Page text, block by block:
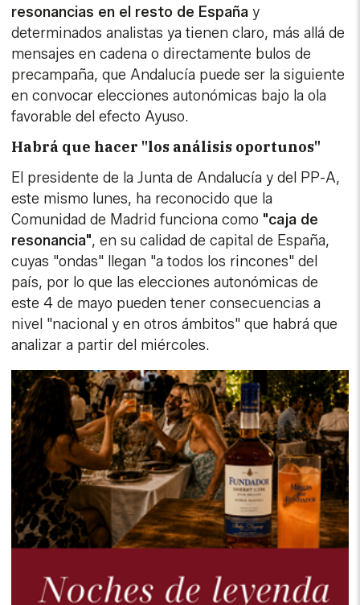
resonancias en el resto de España y
determinados analistas ya tienen claro, más allá de
mensajes en cadena o directamente bulos de
precampaña, que Andalucía puede ser la siguiente
en convocar elecciones autonómicas bajo la ola
favorable del efecto Ayuso.
Habrá que hacer "los análisis oportunos"
El presidente de la Junta de Andalucía y del PP-A,
este mismo lunes, ha reconocido que la
Comunidad de Madrid funciona como "caja de
resonancia", en su calidad de capital de España,
cuyas "ondas" llegan "a todos los rincones" del
país, por lo que las elecciones autonómicas de
este 4 de mayo pueden tener consecuencias a
nivel "nacional y en otros ámbitos" que habrá que
analizar a partir del miércoles.